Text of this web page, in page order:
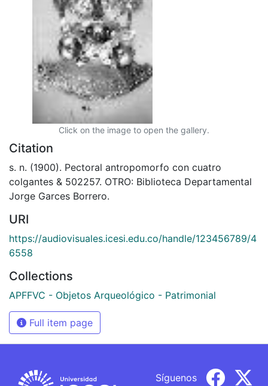
Click on the image to open the gallery.
Citation
s. n. (1900). Pectoral antropomorfo con cuatro
colgantes & 502257. OTRO: Biblioteca Departamental
Jorge Garces Borrero.
URI
https://audiovisuales.icesi.edu.co/handle/123456789/4
6558
Collections
APFFVC - Objetos Arqueológico - Patrimonial
Full item page
Síguenos